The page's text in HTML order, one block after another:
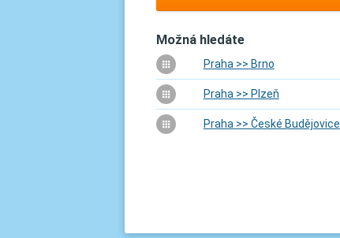
Možná hledáte
Praha >> Brno
Praha >> Plzeň
Praha >> České Budějovice